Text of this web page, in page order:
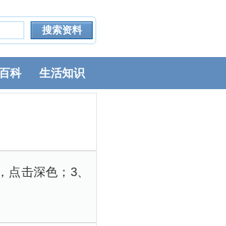
科 生活知识
击深色；3、